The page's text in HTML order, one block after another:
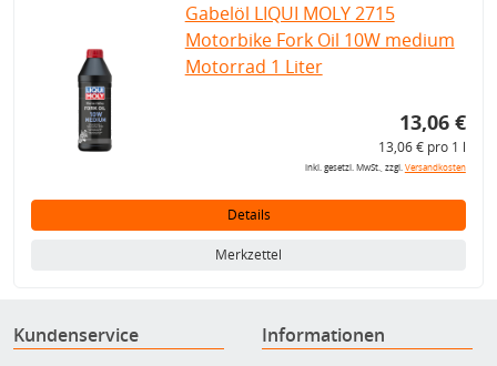
Gabelöl LIQUI MOLY 2715
Motorbike Fork Oil 10W medium
Motorrad 1 Liter
13,06 €
13,06 € pro 1 l
inkl. gesetzl. MwSt., zzgl.Versandkosten
Details
Merkzettel
Kundenservice Informationen